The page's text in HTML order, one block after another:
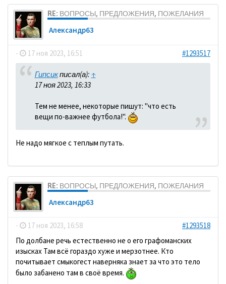
RE: ВОПРОСЫ, ПРЕДЛОЖЕНИЯ, ПОЖЕЛАНИЯ
Александр63
- 17 ноя 2023, 16:51 #1293517
Гипсикписал(а): ↑
17 ноя 2023, 16:33
Тем не менее, некоторые пишут: "что есть
вещи по-важнее футбола!".
Не надо мягкое с теплым путать.
RE: ВОПРОСЫ, ПРЕДЛОЖЕНИЯ, ПОЖЕЛАНИЯ
Александр63
- 17 ноя 2023, 16:58
#1293518
По долбане речь естественно не о его графоманских
изысках Там всё гораздо хуже и мерзотнее. Кто
почитывает смыкогест наверняка знает за что это тело
было забанено там в своё время.